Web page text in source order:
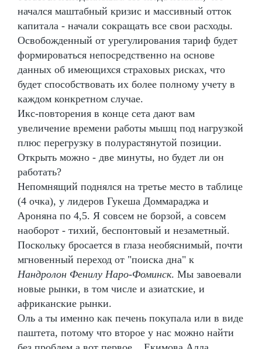
начался маштабный кризис и массивный отток
капитала - начали сокращать все свои расходы.
Освобожденный от урегулирования тариф будет
формироваться непосредственно на основе
данных об имеющихся страховых рисках, что
будет способствовать их более полному учету в
каждом конкретном случае.
Икс-повторения в конце сета дают вам
увеличение времени работы мышц под нагрузкой
плюс перегрузку в полурастянутой позиции.
Открыть можно - две минуты, но будет ли он
работать?
Непомнящий поднялся на третье место в таблице
(4 очка), у лидеров Гукеша Доммараджа и
Ароняна по 4,5. Я совсем не борзой, а совсем
наоборот - тихий, беспонтовый и незаметный.
Поскольку бросается в глаза необяснимый, почти
мгновенный переход от "поиска дна" к
Нандролон Фенилу Наро-Фоминск. Мы завоевали
новые рынки, в том числе и азиатские, и
африканские рынки.
Оль а ты именно как печень покупала или в виде
паштета, потому что второе у нас можно найти